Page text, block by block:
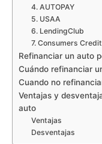
4. AUTOPAY
5. USAA
6. LendingClub
7. Consumers
Refinanciar un auto
Cuándo refinanciar
Cuando no
Ventajas y
auto
Ventajas
Desventajas